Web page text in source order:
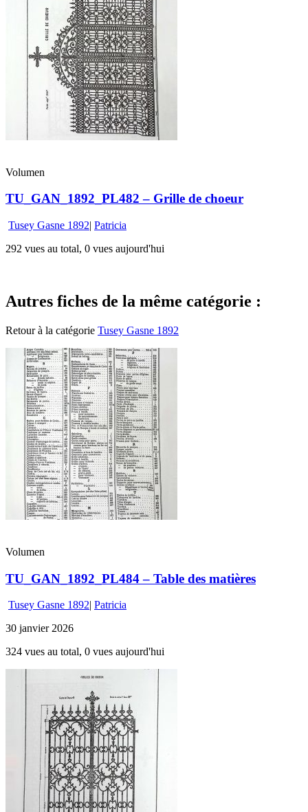
Volumen
TU_GAN_1892_PL482 – Grille de choeur
Tusey Gasne 1892| Patricia
292 vues au total, 0 vues aujourd'hui
Autres fiches de la même catégorie :
Retour à la catégorie Tusey Gasne 1892
Volumen
TU_GAN_1892_PL484 – Table des matières
Tusey Gasne 1892| Patricia
30 janvier 2026
324 vues au total, 0 vues aujourd'hui